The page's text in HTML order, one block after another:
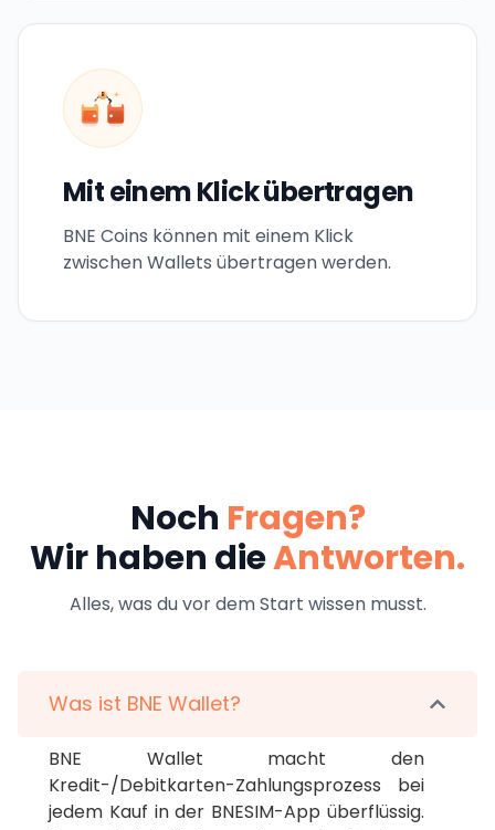
B
Mit einem Klick übertragen
BNE Coins können mit einem Klick
zwischen Wallets übertragen werden.
Noch Fragen?
Wir haben dieAntworten.
Alles, was du vor dem Start wissen musst.
Was ist BNE Wallet?
BNE Wallet macht den
Kredit-/Debitkarten-Zahlungsprozess bei
jedem Kauf in der BNESIM-App überflüssig.